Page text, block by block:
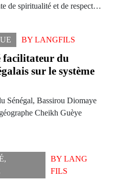
de spiritualité et de respect…
BY LANGFILS
facilitateur du
sur le système
Sénégal, Bassirou Diomaye
Cheikh Guèye
,
BY LANG
FILS